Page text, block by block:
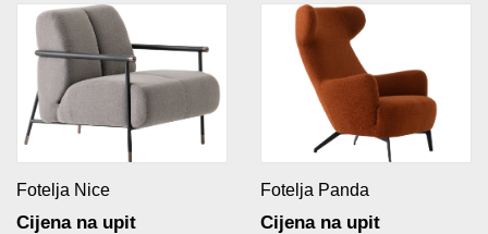
Fotelja Nice
Cijena na upit
Fotelja Panda
Cijena na upit